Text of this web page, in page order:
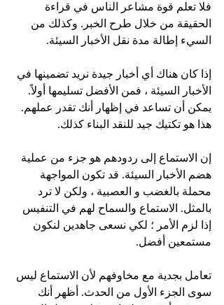
فلا تعلم قوة مشاعر الناس في قراءة
الحقيقة من خلال طرح الخبر. وكذلك من
السيء إطالة مدة نقل الأخبار السيئة.
إذا كان هناك أي أخبار جيدة نريد تضمينها في
الأخبار السيئة ، فمن الأفضل تسليمها أولاً.
يمكن أن تساعد في إظهار أنك تقدر عملهم.
هذا هو تكتيك جيد للنقد البناء كذلك.
إن الاستماع إلى ردودهم هو جزء من عملية
هضم الأخبار السيئة. قد تكون المواجهة
محملة بالغضب و العصبية ، ولكن لا ترد
بالمثل. الاستماع والسماح لهم في التنفيس
إذا لزم الأمر ؛ لكي نسعى جاهدين لنكون
مستمعين أفضل.
تعامل بجدية مع مخاوفهم لأن الاستماع ليس
سوى الجزء الأول من الحدث. أظهر أنك